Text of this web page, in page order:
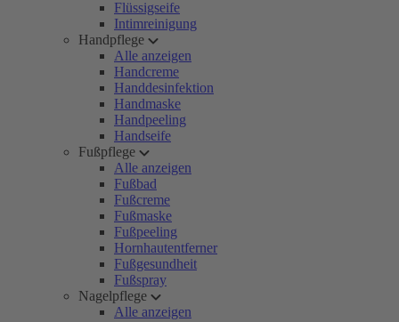
Flüssigseife
Intimreinigung
Handpflege
Alle anzeigen
Handcreme
Handdesinfektion
Handmaske
Handpeeling
Handseife
Fußpflege
Alle anzeigen
Fußbad
Fußcreme
Fußmaske
Fußpeeling
Hornhautentferner
Fußgesundheit
Fußspray
Nagelpflege
Alle anzeigen